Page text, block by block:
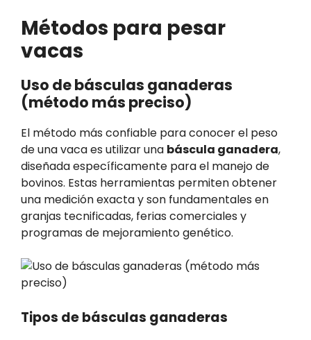
Métodos para pesar
vacas
Uso de básculas ganaderas
(método más preciso)
El método más confiable para conocer el peso
de una vaca es utilizar una báscula ganadera,
diseñada específicamente para el manejo de
bovinos. Estas herramientas permiten obtener
una medición exacta y son fundamentales en
granjas tecnificadas, ferias comerciales y
programas de mejoramiento genético.
Tipos de básculas ganaderas